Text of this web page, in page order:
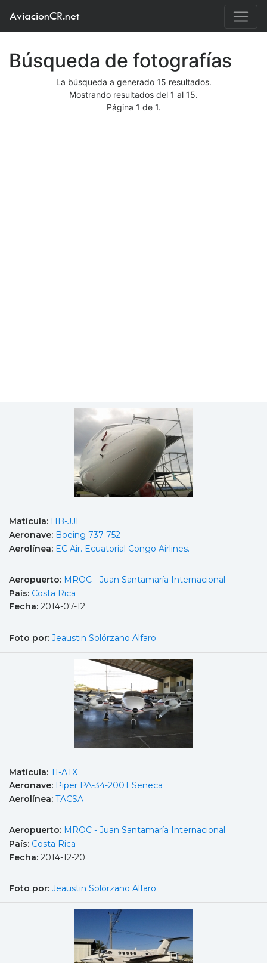
AviacionCR.net
Búsqueda de fotografías
La búsqueda a generado 15 resultados.
Mostrando resultados del 1 al 15.
Página 1 de 1.
Matícula: HB-JJL
Aeronave: Boeing 737-752
Aerolínea: EC Air. Ecuatorial Congo Airlines.
Aeropuerto: MROC - Juan Santamaría Internacional
País: Costa Rica
Fecha: 2014-07-12
Foto por: Jeaustin Solórzano Alfaro
Matícula: TI-ATX
Aeronave: Piper PA-34-200T Seneca
Aerolínea: TACSA
Aeropuerto: MROC - Juan Santamaría Internacional
País: Costa Rica
Fecha: 2014-12-20
Foto por: Jeaustin Solórzano Alfaro